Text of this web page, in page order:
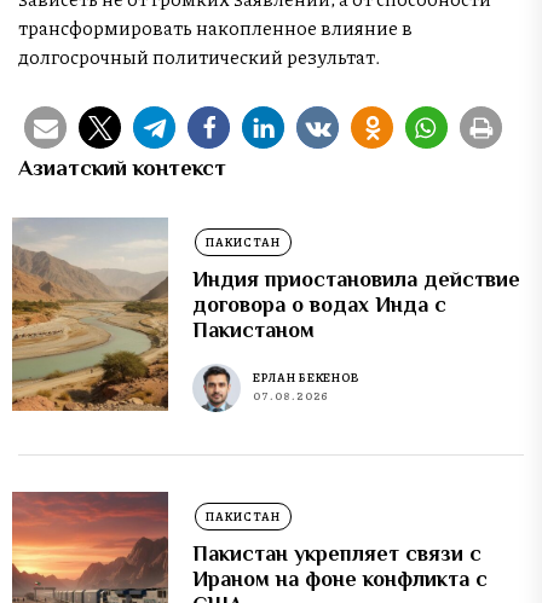
трансформировать накопленное влияние в
долгосрочный политический результат.
Азиатский контекст
ПАКИСТАН
Индия приостановила действие
договора о водах Инда с
Пакистаном
ЕРЛАН БЕКЕНОВ
07.08.2026
ПАКИСТАН
Пакистан укрепляет связи с
Ираном на фоне конфликта с